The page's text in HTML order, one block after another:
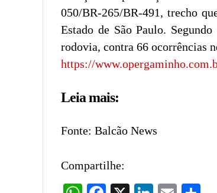
050/BR-265/BR-491, trecho
Estado de São Paulo.
rodovia, contra 66 ocorrências
https://
Leia mais:
Fonte: Balcão News
Compartilhe: